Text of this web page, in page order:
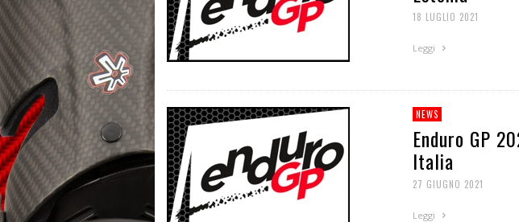
18 LUGLIO 2021
Leggi
NEWS
Enduro GP
Italia
27 GIUGNO 2021
Leggi